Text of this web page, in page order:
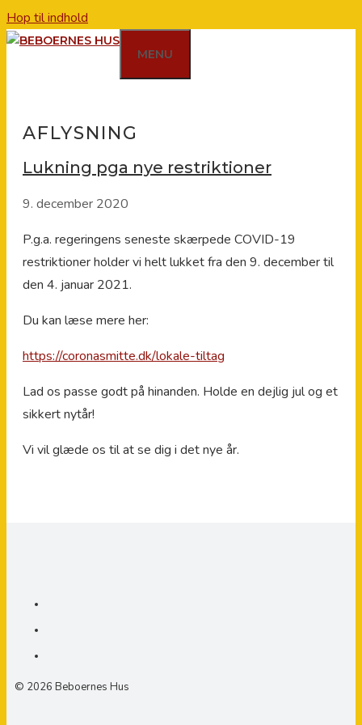
Hop til indhold
MENU
AFLYSNING
Lukning pga nye restriktioner
9. december 2020
P.g.a. regeringens seneste skærpede COVID-19
restriktioner holder vi helt lukket fra den 9. december til
den 4. januar 2021.
Du kan læse mere her:
https://coronasmitte.dk/lokale-tiltag
Lad os passe godt på hinanden. Holde en dejlig jul og et
sikkert nytår!
Vi vil glæde os til at se dig i det nye år.
© 2026 Beboernes Hus